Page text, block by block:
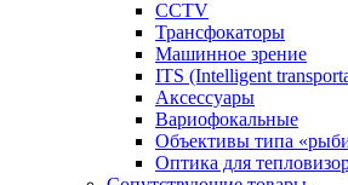
CCTV
Трансфокаторы
Машинное зрение
ITS (Intelligent
Аксессуары
Вариофокальные
Объективы типа
Оптика для